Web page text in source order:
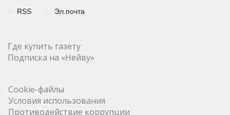
RSS Эл.почта
Где купить газету
Подписка на «Нейву»
Cookie-файлы
Условия использования
Противодействие коррупции